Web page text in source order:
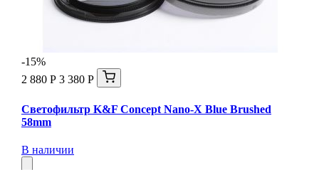
-15%
2 880 Р 3 380 Р
Светофильтр K&F Concept Nano-X Blue Brushed
58mm
В наличии